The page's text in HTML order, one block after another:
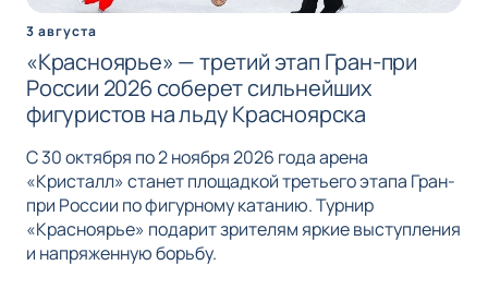
3 августа
«Красноярье» — третий этап Гран-при
России 2026 соберет сильнейших
фигуристов на льду Красноярска
С 30 октября по 2 ноября 2026 года арена
«Кристалл» станет площадкой третьего этапа Гран-
при России по фигурному катанию. Турнир
«Красноярье» подарит зрителям яркие выступления
и напряженную борьбу.